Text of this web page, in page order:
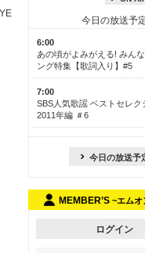
今日の放送予
6:00
あの頃がよみがえる! みん
ング特集【歌詞入り】#5
7:00
SBS人気歌謡 ベストセレク
2011年編 ＃6
今も昔も愛される鉄板カラ
ー【歌詞入り】 一挙5時間
13:30
Apple Music カウントダウ
今日の放送予
MEMBER’S ~エムオ
ログイン